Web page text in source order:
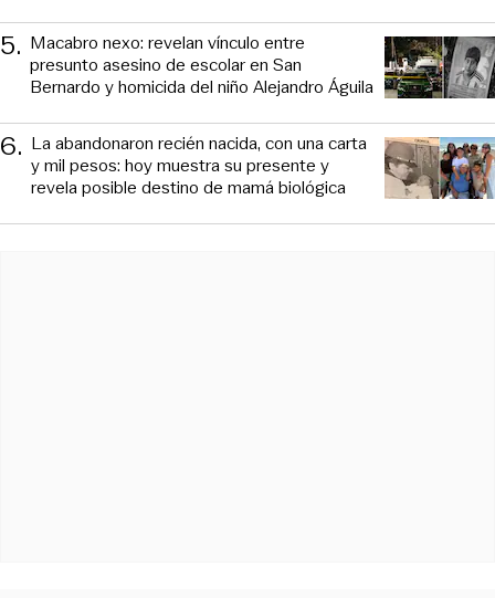
5. Macabro nexo: revelan vínculo entre
presunto asesino de escolar en San
Bernardo y homicida del niño Alejandro Águila
6. La abandonaron recién nacida, con una carta
y mil pesos: hoy muestra su presente y
revela posible destino de mamá biológica